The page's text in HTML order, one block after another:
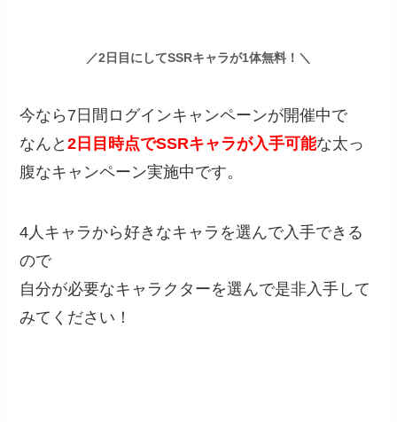
／2日目にしてSSRキャラが1体無料！＼
今なら7日間ログインキャンペーンが開催中で
なんと2日目時点でSSRキャラが入手可能な太っ
腹なキャンペーン実施中です。
4人キャラから好きなキャラを選んで入手できる
ので
自分が必要なキャラクターを選んで是非入手して
みてください！